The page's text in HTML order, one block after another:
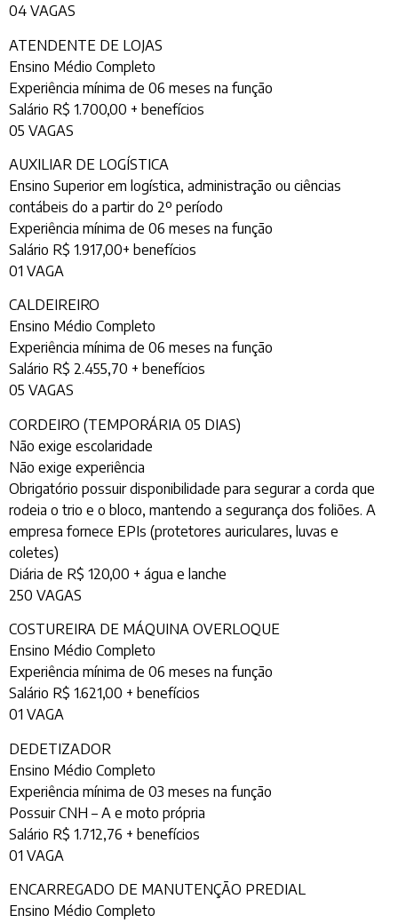
04 VAGAS
ATENDENTE DE LOJAS
Ensino Médio Completo
Experiência mínima de 06 meses na função
Salário R$ 1.700,00 + benefícios
05 VAGAS
AUXILIAR DE LOGÍSTICA
Ensino Superior em logística, administração ou ciências
contábeis do a partir do 2º período
Experiência mínima de 06 meses na função
Salário R$ 1.917,00+ benefícios
01 VAGA
CALDEIREIRO
Ensino Médio Completo
Experiência mínima de 06 meses na função
Salário R$ 2.455,70 + benefícios
05 VAGAS
CORDEIRO (TEMPORÁRIA 05 DIAS)
Não exige escolaridade
Não exige experiência
Obrigatório possuir disponibilidade para segurar a corda que
rodeia o trio e o bloco, mantendo a segurança dos foliões. A
empresa fornece EPIs (protetores auriculares, luvas e
coletes)
Diária de R$ 120,00 + água e lanche
250 VAGAS
COSTUREIRA DE MÁQUINA OVERLOQUE
Ensino Médio Completo
Experiência mínima de 06 meses na função
Salário R$ 1.621,00 + benefícios
01 VAGA
DEDETIZADOR
Ensino Médio Completo
Experiência mínima de 03 meses na função
Possuir CNH – A e moto própria
Salário R$ 1.712,76 + benefícios
01 VAGA
ENCARREGADO DE MANUTENÇÃO PREDIAL
Ensino Médio Completo